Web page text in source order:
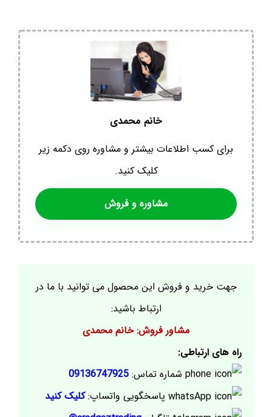
خانم محمدی
برای کسب اطلاعات بیشتر و مشاوره روی دکمه زیر
کلیک کنید.
مشاوره و فروش
جهت خرید و فروش این محصول می توانید با ما در
ارتباط باشید:
مشاور فروش: خانم محمدی
راه های ارتباطی:
شماره تماس: 09136747925
پاسخگویی واتساپ:کلیک کنید